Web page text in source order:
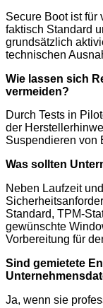
Secure Boot ist für
faktisch Standard
grundsätzlich
technischen
Wie lassen sich
vermeiden?
Durch Tests in
der
Suspendieren von
Was sollten
Neben Laufzeit
Standard, TPM-
gewünschte
Vorbereitung für
Sind gemietete
Ja, wenn sie